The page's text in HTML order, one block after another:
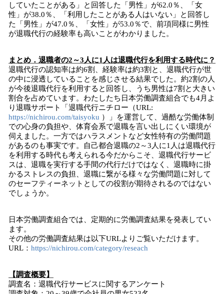
していたことがある」と回答した「男性」が62.0％、「女
性」が38.0％、「利用したことがある人はいない」と回答し
た「男性」が47.0％、「女性」が53.0％で、前項同様に男性
が退職代行の経験率も高いことがわかりました。
まとめ ． 退職者の2～3人に1人は退職代行を利用する時代に？
退職代行の認知率は約6割、経験率は約3割と、退職代行が世
の中に浸透していることを感じさせる結果でした。約2割の人
が今後退職代行を利用すると回答し、うち男性は7割と大きい
割合を占めています。わたしたち日本労働調査組合でも4月よ
り退職サポート「退職代行ニチロー（URL:
https://nichirou.com/taisyoku ）」を運営して、過酷な労働体制
での心身の負担や、体育会系で退職を言い出しにくい環境が
伺えました。一方ではハラスメントなど女性特有の労働問題
があるのも事実です。自己都合退職の2～3人に1人は退職代行
を利用する時代も考えられる今だからこそ、退職代行サービ
スは、退職を実行する手間の代行だけではなく、退職時に掛
かるストレスの負担、退職に繋がる様々な労働問題に対して
のセーフティーネットとしての役割が期待されるのではない
でしょうか。
日本労働調査組合では、定期的に労働調査結果を発表してい
ます。
その他の労働調査結果は以下URLよりご覧いただけます。
URL： https://nichirou.com/category/reseach
【調査概要】
調査名：退職代行サービスに関するアンケート